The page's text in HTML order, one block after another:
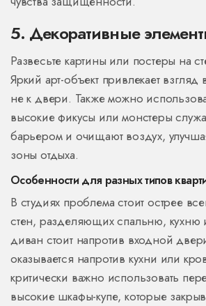
5. Декоративные
Развесьте картины или постеры на
Яркий арт-объект привлекает взгляд
не к двери. Также можно
высокие фикусы или монстеры
барьером и очищают воздух,
зоны отдыха.
Особенности для разных типов
В студиях проблема стоит острее
стен, разделяющих спальню, кухню
диван стоит напротив входной
оказывается напротив кухни или
критически важно использовать
высокие шкафы-купе, которые